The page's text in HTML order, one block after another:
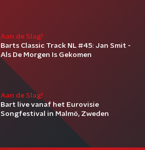
Aan de Slag!
Barts Classic Track NL #45: Jan Smit -
Als De Morgen Is Gekomen
Aan de Slag!
Bart live vanaf het Eurovisie
Songfestival in Malmö, Zweden